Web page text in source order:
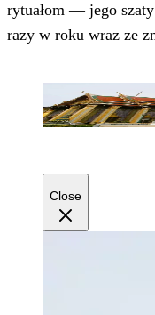
rytuałom — jego
razy w roku wraz ze
Close